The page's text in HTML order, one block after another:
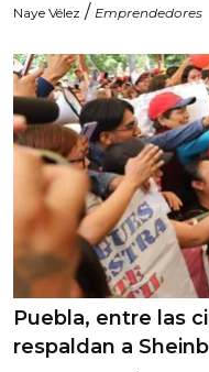
Naye Vélez / Emprendedores
Puebla, entre las
respaldan a